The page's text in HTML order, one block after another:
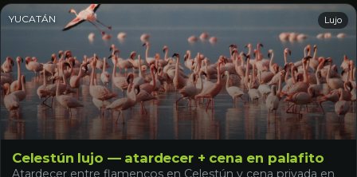
YUCATÁN Lujo
Celestún lujo — atardecer + cena en palafito
Atardecer entre flamencos en Celestún y cena privada en